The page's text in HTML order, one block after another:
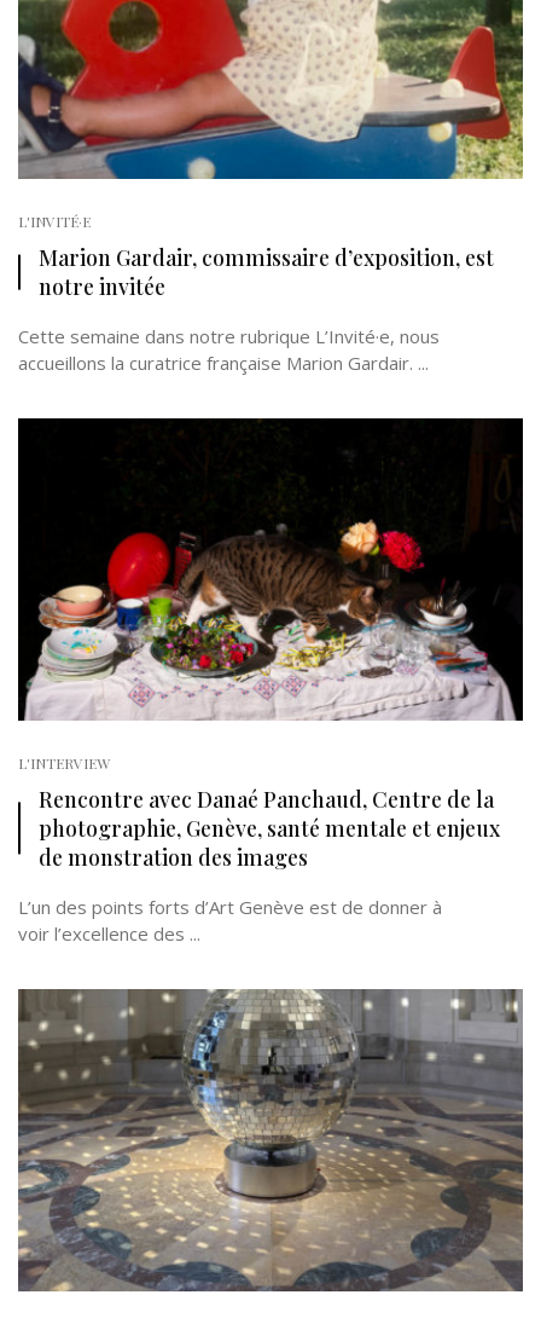
L'INVITÉ·E
Marion Gardair, commissaire d’exposition, est
notre invitée
Cette semaine dans notre rubrique L’Invité·e, nous
accueillons la curatrice française Marion Gardair. ...
L'INTERVIEW
Rencontre avec Danaé Panchaud, Centre de la
photographie, Genève, santé mentale et enjeux
de monstration des images
L’un des points forts d’Art Genève est de donner à
voir l’excellence des ...